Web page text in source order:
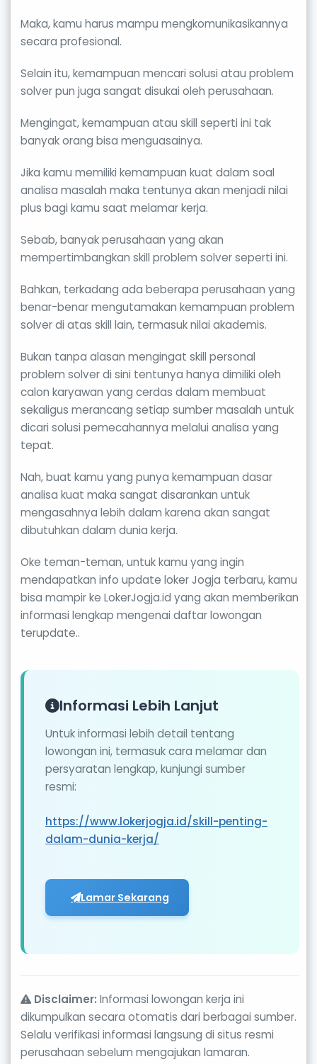
Maka, kamu harus mampu mengkomunikasikannya
secara profesional.
Selain itu, kemampuan mencari solusi atau problem
solver pun juga sangat disukai oleh perusahaan.
Mengingat, kemampuan atau skill seperti ini tak
banyak orang bisa menguasainya.
Jika kamu memiliki kemampuan kuat dalam soal
analisa masalah maka tentunya akan menjadi nilai
plus bagi kamu saat melamar kerja.
Sebab, banyak perusahaan yang akan
mempertimbangkan skill problem solver seperti ini.
Bahkan, terkadang ada beberapa perusahaan yang
benar-benar mengutamakan kemampuan problem
solver di atas skill lain, termasuk nilai akademis.
Bukan tanpa alasan mengingat skill personal
problem solver di sini tentunya hanya dimiliki oleh
calon karyawan yang cerdas dalam membuat
sekaligus merancang setiap sumber masalah untuk
dicari solusi pemecahannya melalui analisa yang
tepat.
Nah, buat kamu yang punya kemampuan dasar
analisa kuat maka sangat disarankan untuk
mengasahnya lebih dalam karena akan sangat
dibutuhkan dalam dunia kerja.
Oke teman-teman, untuk kamu yang ingin
mendapatkan info update loker Jogja terbaru, kamu
bisa mampir ke LokerJogja.id yang akan memberikan
informasi lengkap mengenai daftar lowongan
terupdate..
Informasi Lebih Lanjut
Untuk informasi lebih detail tentang
lowongan ini, termasuk cara melamar dan
persyaratan lengkap, kunjungi sumber
resmi:
https://www.lokerjogja.id/skill-penting-
dalam-dunia-kerja/
Lamar Sekarang
Disclaimer: Informasi lowongan kerja ini
dikumpulkan secara otomatis dari berbagai sumber.
Selalu verifikasi informasi langsung di situs resmi
perusahaan sebelum mengajukan lamaran.